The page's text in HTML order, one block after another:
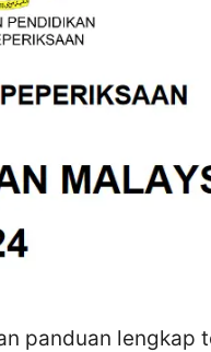
panduan lengkap